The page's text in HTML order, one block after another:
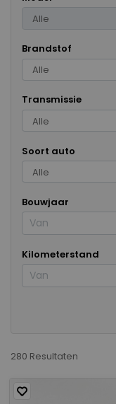
Brandstof
Transmissie
Soort auto
Bouwjaar
Kilometerstand
280 Resultaten